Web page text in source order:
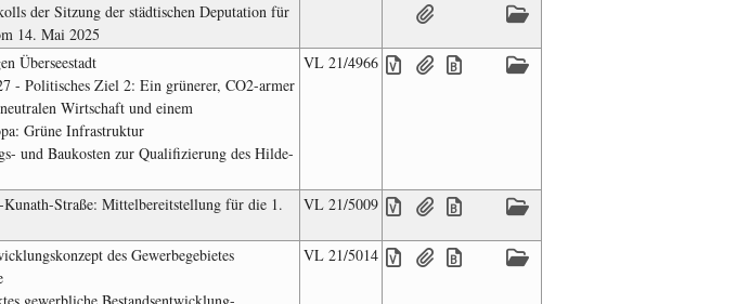
der Sitzung der städtischen Deputation für
14. Mai 2025
Überseestadt
- Politisches Ziel 2: Ein grünerer, CO2-armer
Wirtschaft und einem
Grüne Infrastruktur
und Baukosten zur Qualifizierung des Hilde-
VL 21/4966
Kunath-Straße: Mittelbereitstellung für die 1.
VL 21/5009
des Gewerbegebietes
VL 21/5014